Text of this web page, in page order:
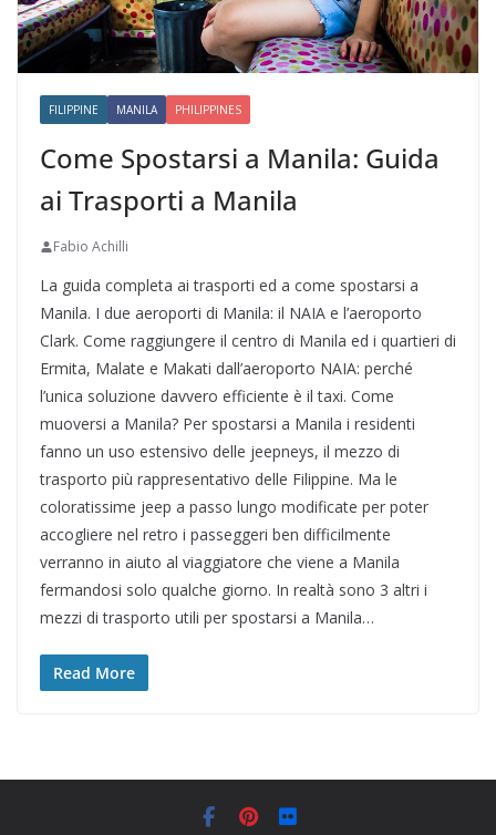
FILIPPINE MANILA PHILIPPINES
Come Spostarsi a Manila: Guida
ai Trasporti a Manila
Fabio Achilli
La guida completa ai trasporti ed a come spostarsi a
Manila. I due aeroporti di Manila: il NAIA e l’aeroporto
Clark. Come raggiungere il centro di Manila ed i quartieri di
Ermita, Malate e Makati dall’aeroporto NAIA: perché
l’unica soluzione davvero efficiente è il taxi. Come
muoversi a Manila? Per spostarsi a Manila i residenti
fanno un uso estensivo delle jeepneys, il mezzo di
trasporto più rappresentativo delle Filippine. Ma le
coloratissime jeep a passo lungo modificate per poter
accogliere nel retro i passeggeri ben difficilmente
verranno in aiuto al viaggiatore che viene a Manila
fermandosi solo qualche giorno. In realtà sono 3 altri i
mezzi di trasporto utili per spostarsi a Manila…
Read More